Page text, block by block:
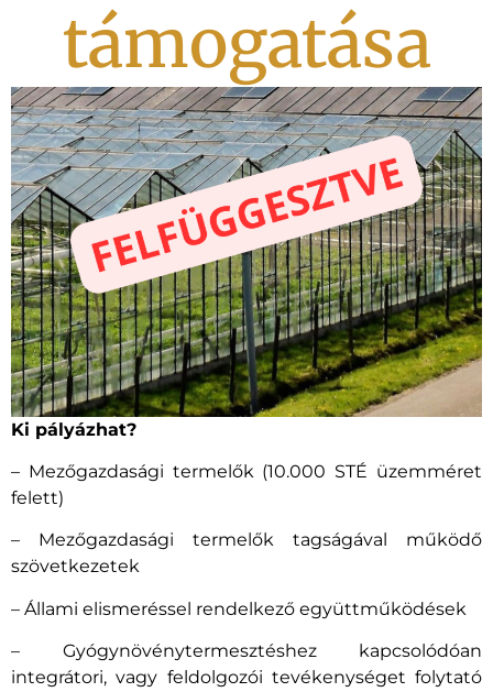
támogatása
Ki pályázhat?
– Mezőgazdasági termelők (10.000 STÉ üzemméret
felett)
– Mezőgazdasági termelők tagságával működő
szövetkezetek
– Állami elismeréssel rendelkező együttműködések
– Gyógynövénytermesztéshez kapcsolódóan
integrátori, vagy feldolgozói tevékenységet folytató